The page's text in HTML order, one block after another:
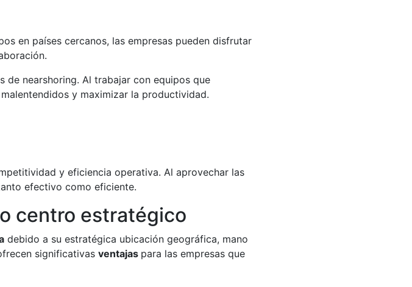
en países cercanos, las empresas pueden disfrutar
de nearshoring. Al trabajar con equipos que
y maximizar la productividad.
y eficiencia operativa. Al aprovechar las
efectivo como eficiente.
centro estratégico
debido a su estratégica ubicación geográfica, mano
significativas ventajas para las empresas que